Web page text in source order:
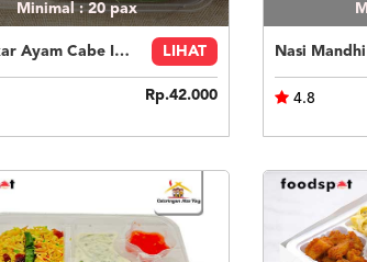
Minimal : 20pax
Nasi Bakar Ayam Cabe Ijo + Tahu Tempe LIHAT
Rp.42.000
Nasi
4.8